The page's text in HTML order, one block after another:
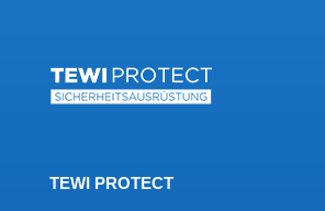
TEWI PROTECT